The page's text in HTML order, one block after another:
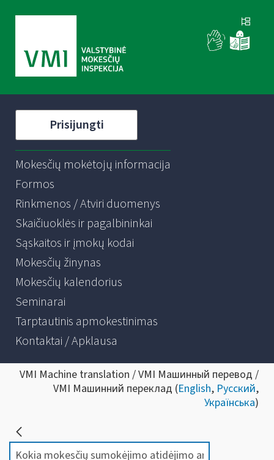
Prisijungti
Mokesčių mokėtojų informacija
Formos
Rinkmenos / Atviri duomenys
Skaičiuoklės ir pagalbininkai
Sąskaitos ir įmokų kodai
Mokesčių žinynas
Mokesčių kalendorius
Seminarai
Tarptautinis apmokestinimas
Kontaktai / Apklausa
VMI Machine translation / VMI Машинный перевод /
VMI Машинний переклад (English, Русский,
Українська)